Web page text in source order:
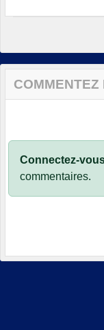
COMMENTEZ
Connectez-
commentaires.